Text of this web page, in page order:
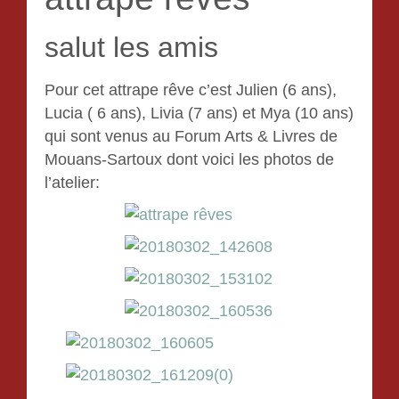
salut les amis
Pour cet attrape rêve c’est Julien (6 ans),
Lucia ( 6 ans), Livia (7 ans) et Mya (10 ans)
qui sont venus au Forum Arts & Livres de
Mouans-Sartoux dont voici les photos de
l’atelier: